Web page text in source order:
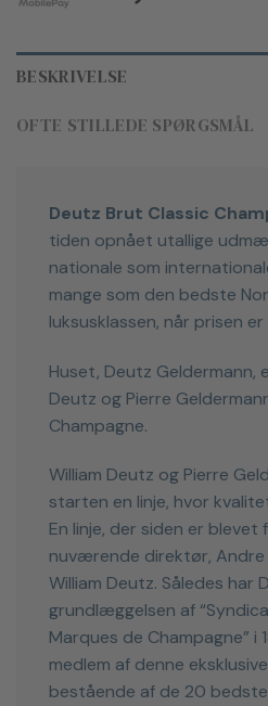
BESKRIVELSE
OFTE STILLEDE SPØRGSMÅL
Deutz Brut Classic
tiden opnået utallige
nationale som
mange som den bedste
luksusklassen, når prisen
Huset, Deutz Geldermann,
Deutz og Pierre
Champagne.
William Deutz og Pierre
starten en linje, hvor
En linje, der siden er blevet
nuværende direktør, Andre
William Deutz. Således har
grundlæggelsen af
Marques de Champagne”
medlem af denne
bestående af de 20